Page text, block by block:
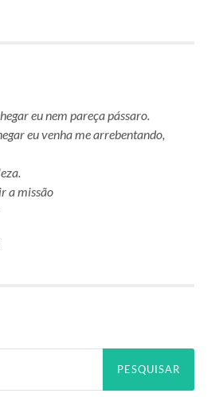
eu nem pareça pássaro.
eu venha me arrebentando,
a missão